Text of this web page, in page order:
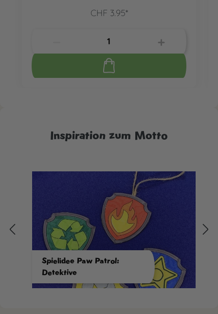
CHF 3.95*
Inspiration zum Motto
Spielidee Paw Patrol:
Detektive